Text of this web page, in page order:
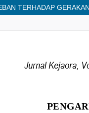
TERHADAP